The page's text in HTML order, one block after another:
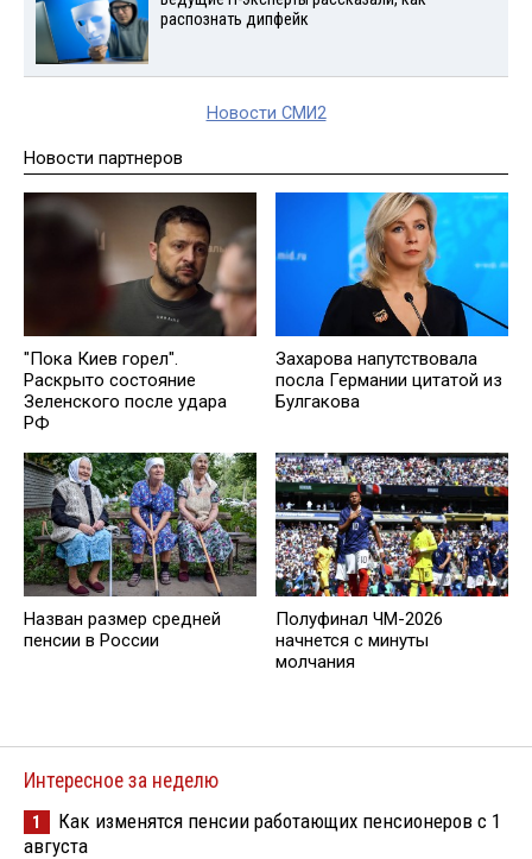
распознать дипфейк
Новости СМИ2
Новости партнеров
"Пока Киев горел".
Раскрыто состояние
Зеленского после удара
РФ
Захарова напутствовала
посла Германии цитатой из
Булгакова
Назван размер средней
пенсии в России
Полуфинал ЧМ-2026
начнется с минуты
молчания
Интересное за неделю
1
Как изменятся пенсии работающих пенсионеров с 1
августа